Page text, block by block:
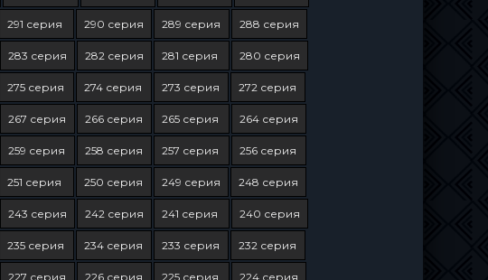
291 серия 290 серия 289 серия 288 серия
283 серия 282 серия 281 серия 280 серия
275 серия 274 серия 273 серия 272 серия
267 серия 266 серия 265 серия 264 серия
259 серия 258 серия 257 серия 256 серия
251 серия 250 серия 249 серия 248 серия
243 серия 242 серия 241 серия 240 серия
235 серия 234 серия 233 серия 232 серия
227 серия 226 серия 225 серия 224 серия